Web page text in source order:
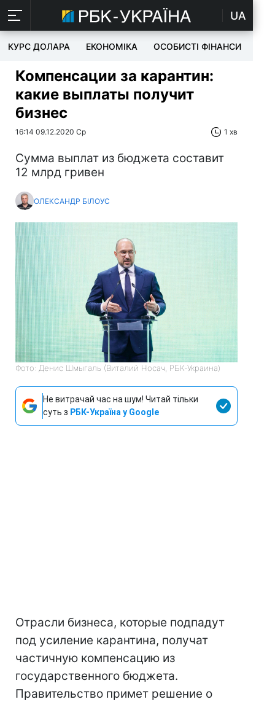
UA
КУРС ДОЛАРА ЕКОНОМІКА ОСОБИСТІ ФІНАНСИ
Компенсации за карантин:
какие выплаты получит
бизнес
16:14 09.12.2020 Ср 1 хв
Сумма выплат из бюджета составит
12 млрд гривен
ОЛЕКСАНДР БІЛОУС
Фото: Денис Шмыгаль (Виталий Носач, РБК-Украина)
Не витрачай час на шум! Читай тільки
суть з РБК-Україна у Google
Отрасли бизнеса, которые подпадут
под усиление карантина, получат
частичную компенсацию из
государственного бюджета.
Правительство примет решение о